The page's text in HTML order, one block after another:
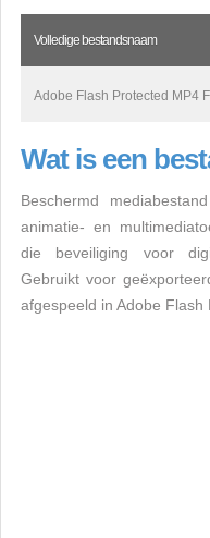
Volledige bestandsnaam
Adobe Flash Protected MP4
Wat is een
Beschermd
animatie- en
die beveiliging voor
Gebruikt voor
afgespeeld in Adobe Flash